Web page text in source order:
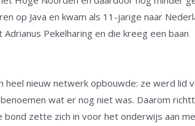
op Java en kwam als 11-jarige naar
Pekelharing en die kreeg een baan
nieuw netwerk opbouwde: ze werd lid
wat er nog niet was. Daarom
zette zich in voor het onderwijs aan